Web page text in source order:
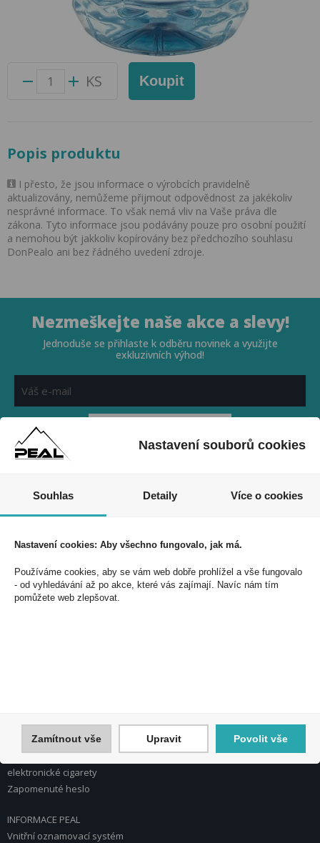
Kód produktu:62034100
KS Koupit
Popis produktu
I přesto, že jsou informace o výrobcích pravidelně
aktualizovány, nemůžeme přijmout odpovědnost za jakékoliv
nesprávné informace. To však nemá vliv na Vaše práva dle
zákona. Tyto informace jsou podávány pouze pro osobní použití
a nemohou být jakkoliv kopírovány bez předchozího souhlasu
DonPealo ani bez řádného uvedení zdroje.
Nezmeškejte naše akce a slevy!
Jednoduše se přihlaste k odběru novinek a využijte
exkluzivních výhod!
Souhlasím se zpracováním osobních údajů *
U Plynárny 412/101
Česká republika
Obchodní podmínky
Reklamace
Reklamační řád a záruční podmínky
elektronické cigarety
Zapomenuté heslo
INFORMACE PEAL
Vnitřní oznamovací systém
Nastavení souborů cookies
Souhlas Detaily Více o cookies
Nastavení cookies: Aby všechno fungovalo, jak má.
Používáme cookies, aby se vám web dobře prohlížel a vše fungovalo
- od vyhledávání až po akce, které vás zajímají. Navíc nám tím
pomůžete web zlepšovat.
Zamítnout vše Upravit Povolit vše